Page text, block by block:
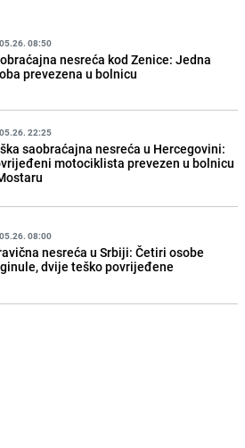
08:50
nesreća kod Zenice: Jedna
prevezena u bolnicu
22:25
saobraćajna nesreća u Hercegovini:
motociklista prevezen u bolnicu
08:00
nesreća u Srbiji: Četiri osobe
dvije teško povrijeđene